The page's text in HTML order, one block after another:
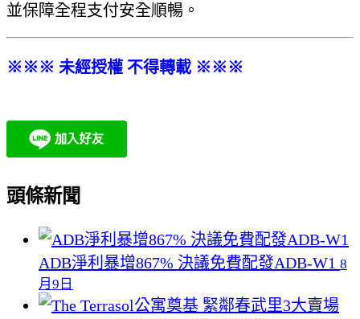
並保障全程支付安全順暢。
※※※ 未經授權 不得轉載 ※※※
頭條新聞
ADB淨利暴增867% 決議免費配發ADB-W1 8
月9日